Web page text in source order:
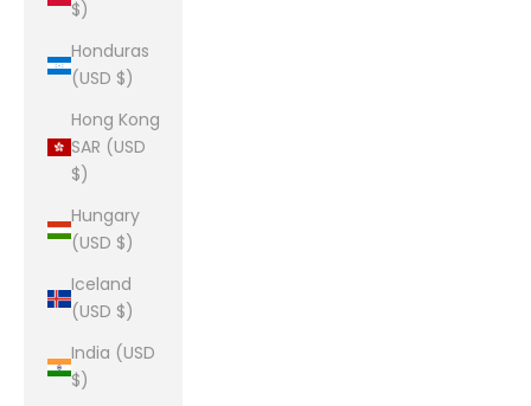
$)
Honduras
(USD $)
Hong Kong
SAR (USD
$)
Hungary
(USD $)
Iceland
(USD $)
India (USD
$)